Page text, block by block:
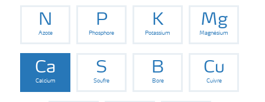
Cultivez l'avenir
Yara Newsletters
N
Azote
P
Phosphore
K
Potassium
Mg
Magnésium
Ca
Calcium
S
Soufre
B
Bore
Cu
Cuivre